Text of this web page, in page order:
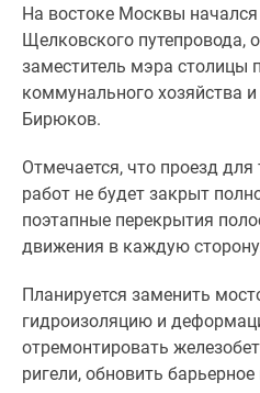
Специальные
предложения
Коммерческие
помещения
Продавцы
застройщики
Панорамы
Видеообзор
новостроек
Экспертиза
новостроек
Экология
На востоке Москвы
Щелковского путепровода,
заместитель мэра столицы
коммунального хозяйства
Бирюков.
Отмечается, что проезд
работ не будет закрыт
поэтапные перекрытия
движения в каждую
Планируется заменить
гидроизоляцию и
отремонтировать
ригели, обновить